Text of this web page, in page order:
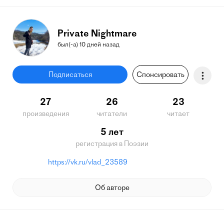
Private Nightmare
был(-а) 10 дней назад
Подписаться Спонсировать
27
произведения
26
читатели
23
читает
5 лет
регистрация в Поэзии
https://vk.ru/vlad_23589
Об авторе